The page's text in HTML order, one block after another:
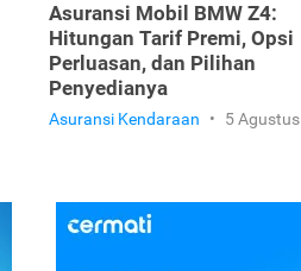
Asuransi Mobil BMW Z4:
Hitungan Tarif Premi, Opsi
Perluasan, dan Pilihan
Penyedianya
Asuransi Kendaraan • 5